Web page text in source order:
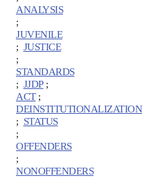
ANALYSIS
;
JUVENILE
; JUSTICE
;
STANDARDS
; JJDP;
ACT;
DEINSTITUTIONALIZATION
; STATUS
;
OFFENDERS
;
NONOFFENDERS